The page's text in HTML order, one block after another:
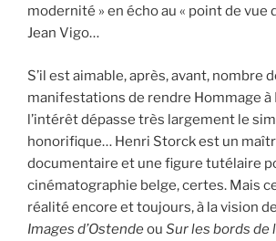
modernité » en écho au « point de vue
Jean Vigo…
S’il est aimable, après, avant, nombre
manifestations de rendre Hommage à
l’intérêt dépasse très largement le
honorifique… Henri Storck est un
documentaire et une figure tutélaire
cinématographie belge, certes. Mais
réalité encore et toujours, à la vision
Images d’Ostendeou Sur les bords de